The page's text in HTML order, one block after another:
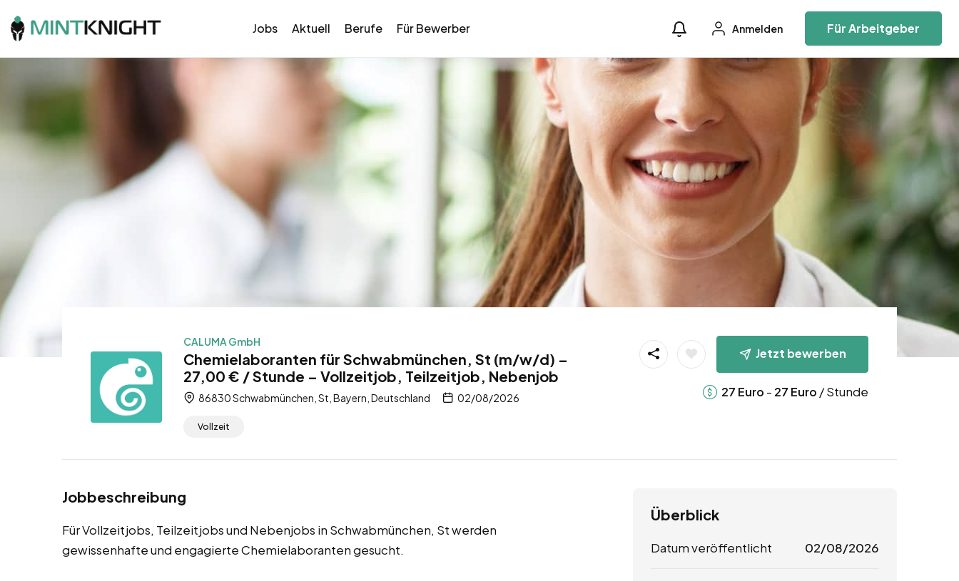
Jobs Aktuell Berufe Für Bewerber Anmelden Für Arbeitgeber
CALUMA GmbH
Chemielaboranten für Schwabmünchen, St (m/w/d) –
27,00 € / Stunde – Vollzeitjob, Teilzeitjob, Nebenjob
86830 Schwabmünchen, St, Bayern, Deutschland 02/08/2026
Vollzeit
Jetzt bewerben
27 Euro - 27 Euro / Stunde
Jobbeschreibung
Für Vollzeitjobs, Teilzeitjobs und Nebenjobs in Schwabmünchen, St werden
gewissenhafte und engagierte Chemielaboranten gesucht.
Überblick
Datum veröffentlicht 02/08/2026